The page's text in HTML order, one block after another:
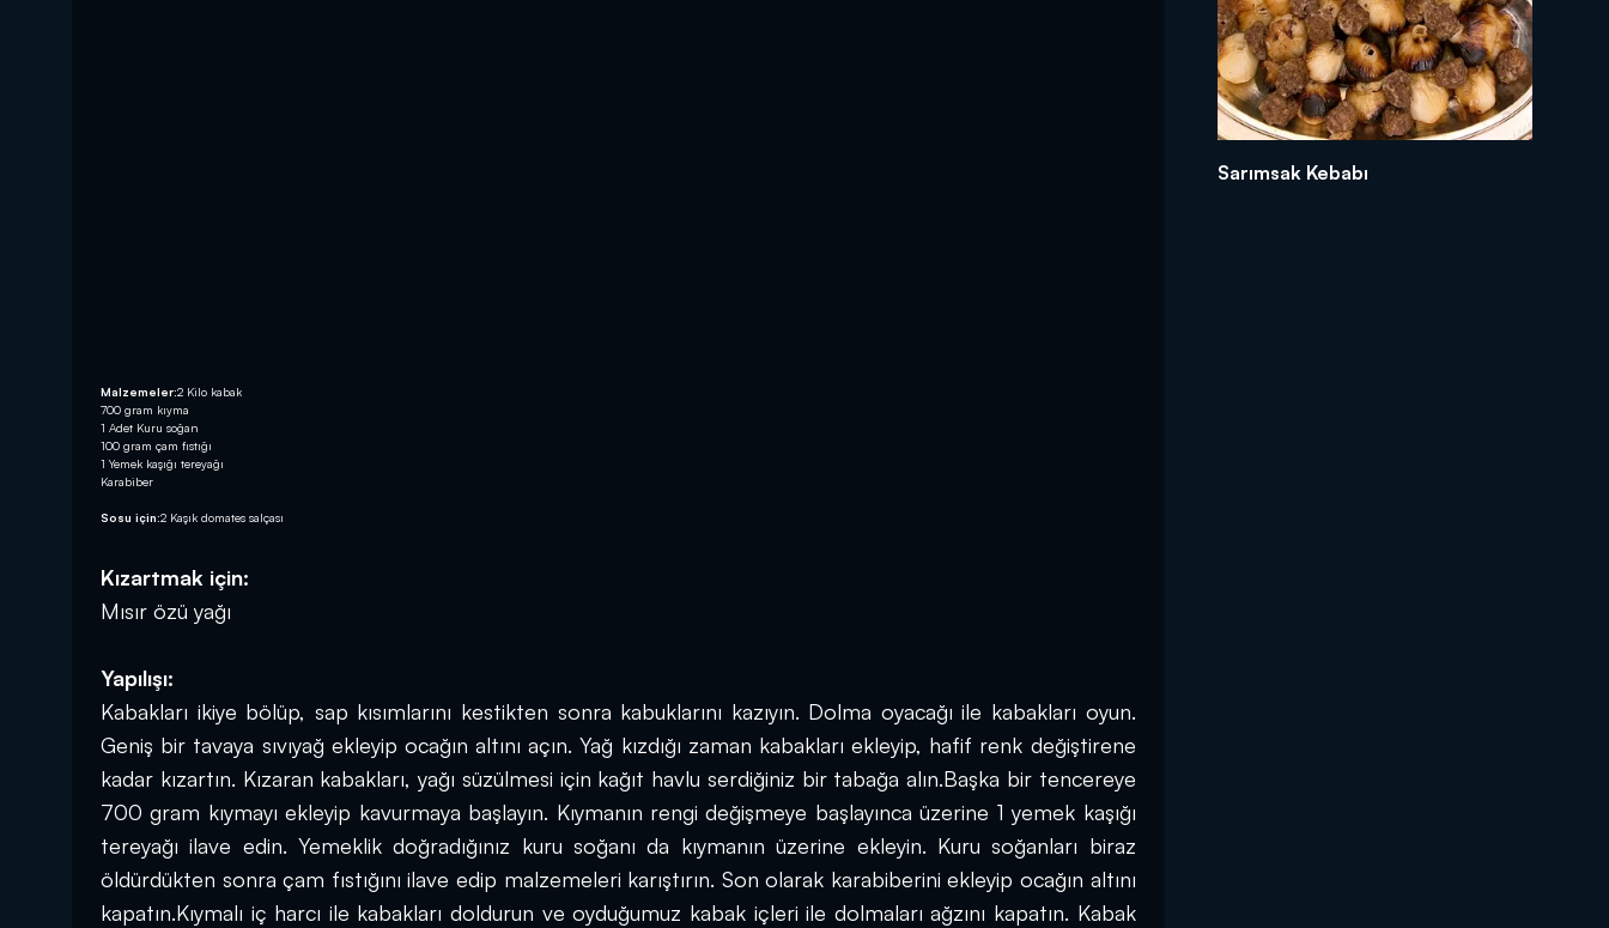
Malzemeler:2 Kilo kabak
700 gram kıyma
1 Adet Kuru soğan
100 gram çam fıstığı
1 Yemek kaşığı tereyağı
Karabiber
Sosu için:2 Kaşık domates salçası
Kızartmak için:
Mısır özü yağı
Yapılışı:
Kabakları ikiye bölüp, sap kısımlarını kestikten sonra kabuklarını kazıyın. Dolma oyacağı ile kabakları oyun.
Geniş bir tavaya sıvıyağ ekleyip ocağın altını açın. Yağ kızdığı zaman kabakları ekleyip, hafif renk değiştirene
kadar kızartın. Kızaran kabakları, yağı süzülmesi için kağıt havlu serdiğiniz bir tabağa alın.Başka bir tencereye
700 gram kıymayı ekleyip kavurmaya başlayın. Kıymanın rengi değişmeye başlayınca üzerine 1 yemek kaşığı
tereyağı ilave edin. Yemeklik doğradığınız kuru soğanı da kıymanın üzerine ekleyin. Kuru soğanları biraz
öldürdükten sonra çam fıstığını ilave edip malzemeleri karıştırın. Son olarak karabiberini ekleyip ocağın altını
kapatın.Kıymalı iç harcı ile kabakları doldurun ve oyduğumuz kabak içleri ile dolmaları ağzını kapatın. Kabak
Sarımsak Kebabı